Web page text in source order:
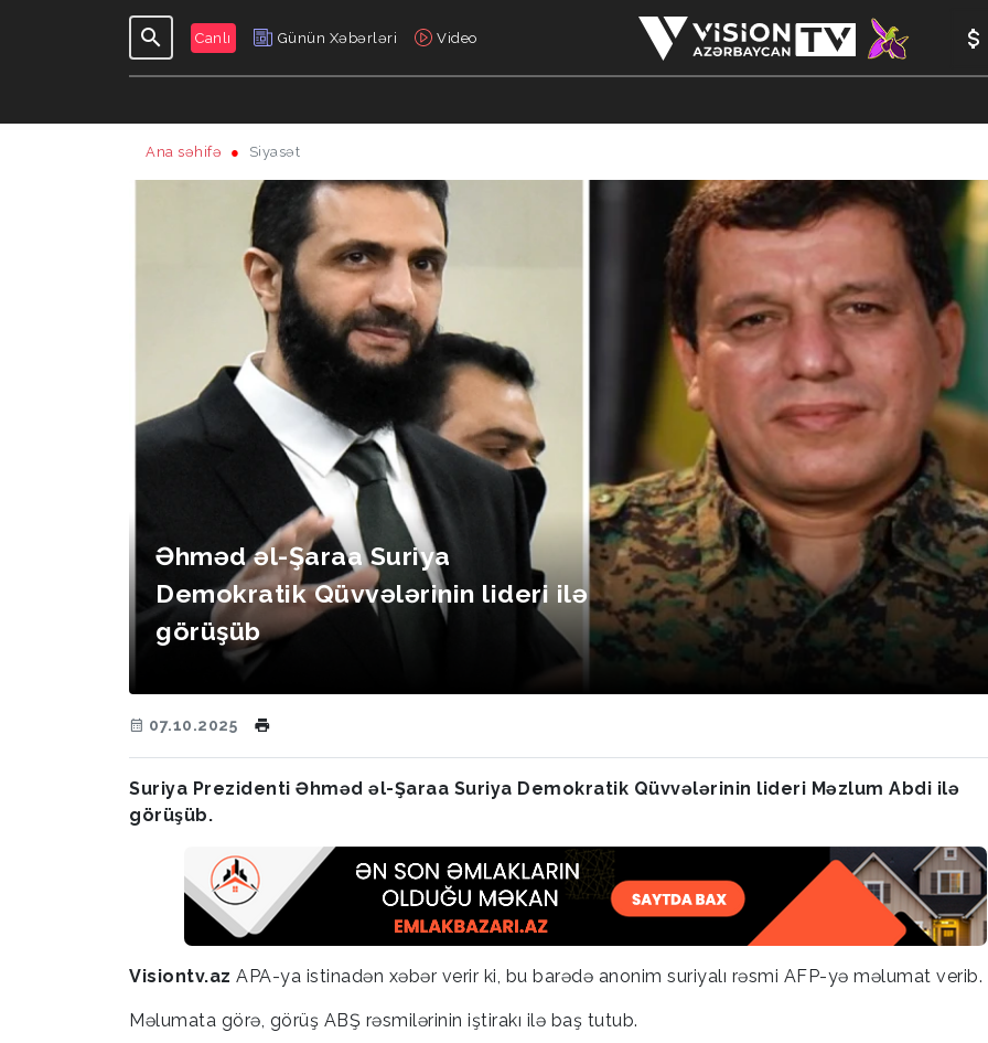
Canlı Günün Xəbərləri Video
GÜNDƏLIK
Ana səhifə Siyasət
Əhməd əl-Şaraa Suriya
Demokratik Qüvvələrinin lideri ilə
görüşüb
07.10.2025
Suriya Prezidenti Əhməd əl-Şaraa Suriya Demokratik Qüvvələrinin lideri Məzlum Abdi ilə
görüşüb.
Visiontv.az APA-ya istinadən xəbər verir ki, bu barədə anonim suriyalı rəsmi AFP-yə məlumat verib.
Məlumata görə, görüş ABŞ rəsmilərinin iştirakı ilə baş tutub.